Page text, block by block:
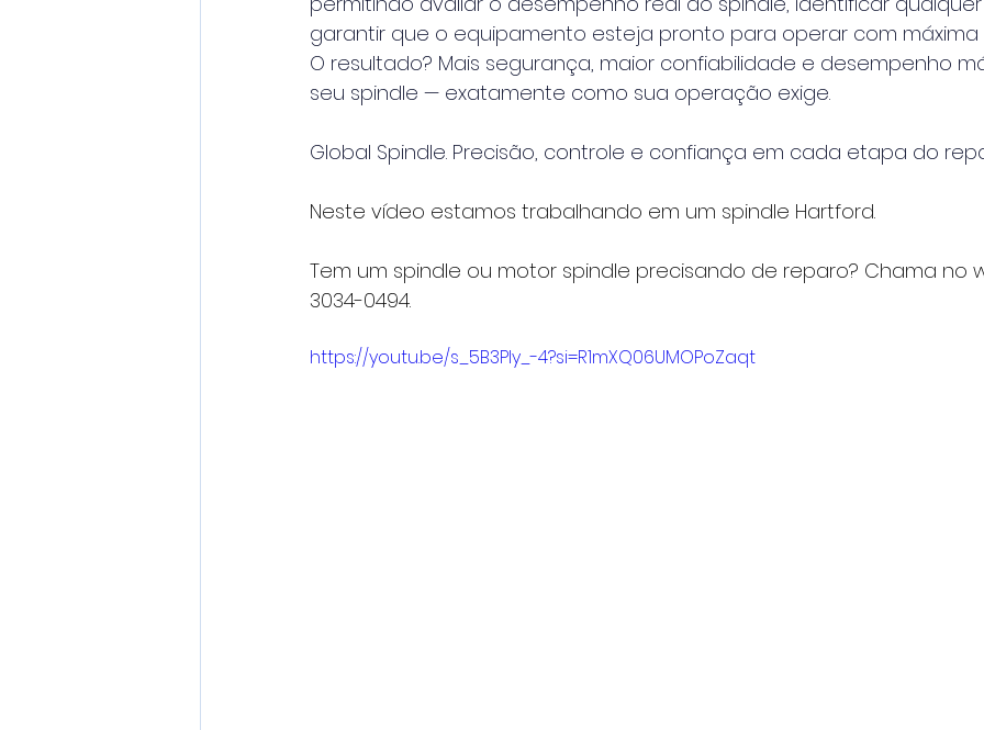
garantir que o equipamento esteja pronto para operar com máxima
O resultado? Mais segurança, maior confiabilidade e desempenho
seu spindle — exatamente como sua operação exige.
Global Spindle. Precisão, controle e confiança em cada etapa do
Neste vídeo estamos trabalhando em um spindle Hartford.
Tem um spindle ou motor spindle precisando de reparo? Chama no
3034-0494.
https://youtu.be/s_5B3Ply_-4?si=R1mXQ06UMOPoZaqt